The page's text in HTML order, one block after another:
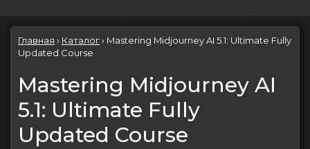
Главная › Каталог› Mastering Midjourney AI 5.1: Ultimate Fully
Updated Course
Mastering Midjourney AI
5.1: Ultimate Fully
Updated Course